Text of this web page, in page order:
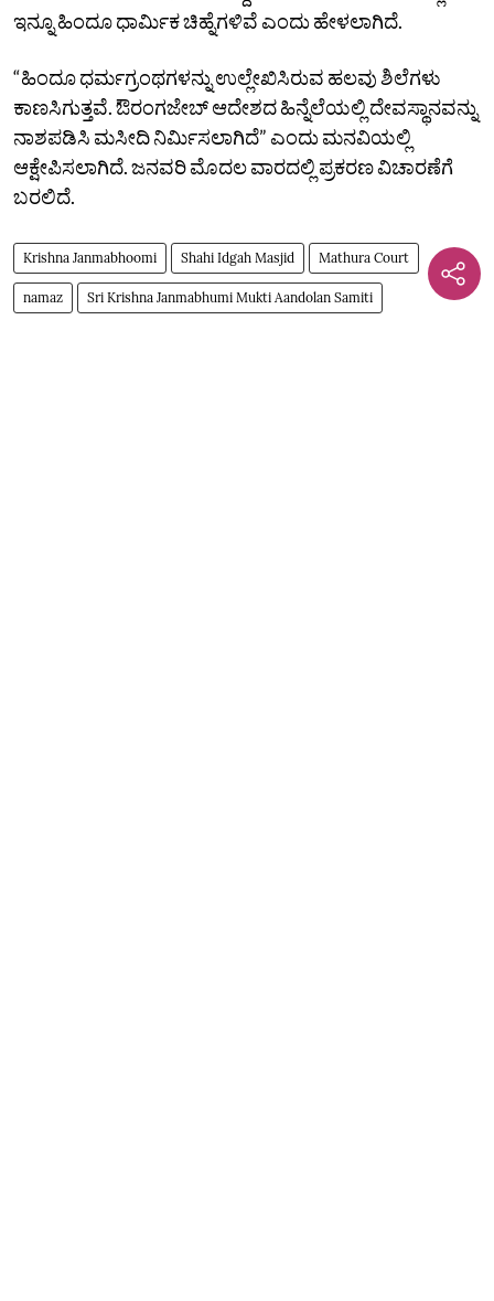
ಇನ್ನೂ ಹಿಂದೂ ಧಾರ್ಮಿಕ ಚಿಹ್ನೆಗಳಿವೆ ಎಂದು ಹೇಳಲಾಗಿದೆ.
“ಹಿಂದೂ ಧರ್ಮಗ್ರಂಥಗಳನ್ನು ಉಲ್ಲೇಖಿಸಿರುವ ಹಲವು ಶಿಲೆಗಳು
ಕಾಣಸಿಗುತ್ತವೆ. ಔರಂಗಜೇಬ್‌ ಆದೇಶದ ಹಿನ್ನೆಲೆಯಲ್ಲಿ ದೇವಸ್ಥಾನವನ್ನು
ನಾಶಪಡಿಸಿ ಮಸೀದಿ ನಿರ್ಮಿಸಲಾಗಿದೆ” ಎಂದು ಮನವಿಯಲ್ಲಿ
ಆಕ್ಷೇಪಿಸಲಾಗಿದೆ. ಜನವರಿ ಮೊದಲ ವಾರದಲ್ಲಿ ಪ್ರಕರಣ ವಿಚಾರಣೆಗೆ
ಬರಲಿದೆ.
Krishna Janmabhoomi Shahi Idgah Masjid Mathura Court
namaz Sri Krishna Janmabhumi Mukti Aandolan Samiti